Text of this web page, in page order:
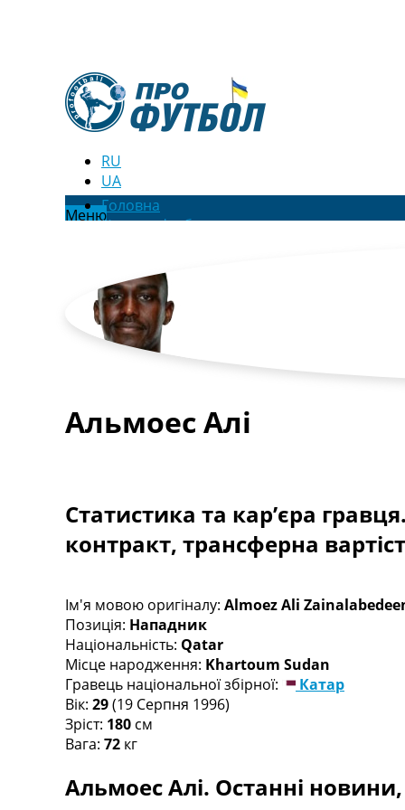
RU
UA
МенюГоловна
Новини футболу
Футбольні трансфери
Останні коментарі
Конкурс прогнозів
Логін
Рейтінги
Турніри
Англія. Прем’єр-Ліга
Іспанія. Ла Ліга
Ще Турніри >>>
Чемпіонат Світу. Турнирні таблиці
Таблиця УПЛ
Перша Ліга
Таблиця АПЛ
Таблиця Ла Ліги
Таблиця Ліги Чемпіонів
Всі таблиці >>>
Рейтинги
Рейтинг клубів УЄФА
Рейтинг ФІФА
Альмоес Алі
Статистика та кар’єра
контракт, трансферна
Ім'я мовою оригіналу: Almoez Ali
Позиція: Нападник
Національність: Qatar
Місце народження: Khartoum Sudan
Гравець національної збірної:
Катар
Вік: 29(19 Серпня 1996)
Зріст: 180 см
Вага: 72 кг
Альмоес Алі. Останні